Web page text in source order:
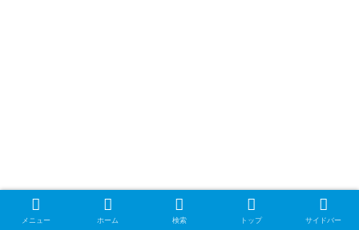
メニュー ホーム 検索 トップ サイドバー